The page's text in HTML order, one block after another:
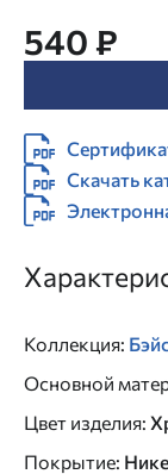
540 ₽
Скачать
Коллекция:
Основной
Цвет изделия:
Покрытие: